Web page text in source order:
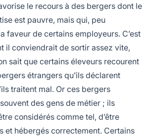
le recours à des bergers dont le
est pauvre, mais qui, peu
faveur de certains employeurs. C’est
il conviendrait de sortir assez vite,
sait que certains éleveurs recourent
étrangers qu’ils déclarent
traitent mal. Or ces bergers
des gens de métier ; ils
considérés comme tel, d’être
et hébergés correctement. Certains